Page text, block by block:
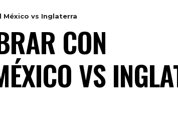
vs Inglaterra
CON
VS